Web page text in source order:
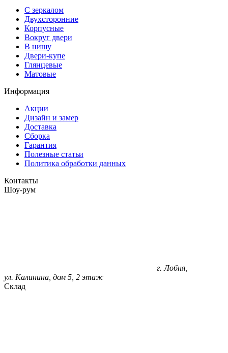
С зеркалом
Двухсторонние
Корпусные
Вокруг двери
В нишу
Двери-купе
Глянцевые
Матовые
Информация
Акции
Дизайн и замер
Доставка
Сборка
Гарантия
Полезные статьи
Политика обработки данных
Контакты
Шоу-рум
г. Лобня,
ул. Калинина, дом 5, 2 этаж
Склад